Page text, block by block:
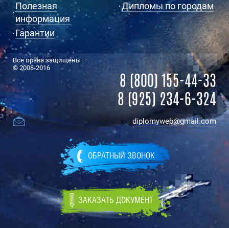
Полезная
информация
Гарантии
Дипломы по городам
Все права защищены
© 2008-2016
8 (800) 155-44-33
8 (925) 234-6-324
diplomyweb@gmail.com
ОБРАТНЫЙ ЗВОНОК
ЗАКАЗАТЬ ДОКУМЕНТ